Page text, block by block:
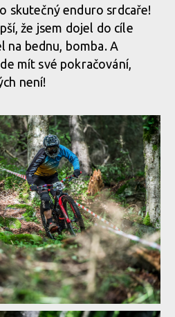
skutečný enduro srdcaře!
že jsem dojel do cíle
na bednu, bomba. A
mít své pokračování,
není!